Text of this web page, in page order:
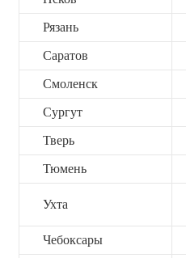
Рязань
Саратов
Смоленск
Сургут
Тверь
Тюмень
Ухта
Чебоксары